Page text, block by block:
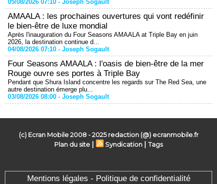
05/08/2026 07:10 - Joseph Sogault
AMAALA : les prochaines ouvertures qui vont redéfinir
le bien-être de luxe mondial
Après l'inauguration du Four Seasons AMAALA at Triple Bay en juin
2026, la destination continue d...
04/08/2026 07:10 - Joseph Sogault
Four Seasons AMAALA : l'oasis de bien-être de la mer
Rouge ouvre ses portes à Triple Bay
Pendant que Shura Island concentre les regards sur The Red Sea, une
autre destination émerge plu...
03/08/2026 08:00 - Joseph Sogault
(c) Ecran Mobile 2008 - 2025 redaction (@) ecranmobile.fr
Plan du site | Syndication |Tags
Mentions légales - Politique de confidentialité